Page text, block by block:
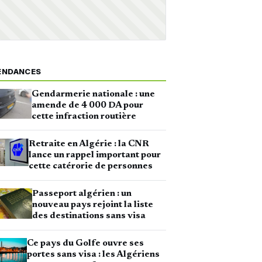
Gendarmerie nationale : une
amende de 4 000 DA pour
cette infraction routière
Retraite en Algérie : la CNR
lance un rappel important pour
cette catérorie de personnes
Passeport algérien : un
nouveau pays rejoint la liste
des destinations sans visa
Ce pays du Golfe ouvre ses
portes sans visa : les Algériens